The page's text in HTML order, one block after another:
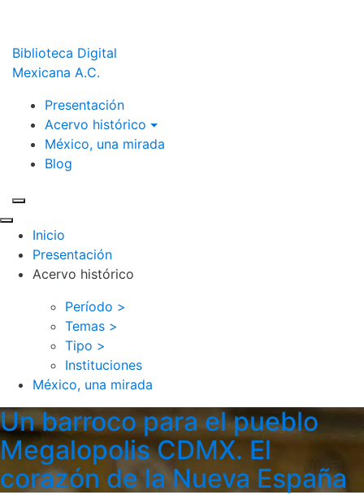
Biblioteca Digital
Mexicana A.C.
Presentación
Acervo histórico
México, una mirada
Blog
Inicio
Presentación
Acervo histórico
Período >
Temas >
Tipo >
Instituciones
México, una mirada
Un barroco para el pueblo
Megalopolis CDMX. El
corazón de la Nueva España